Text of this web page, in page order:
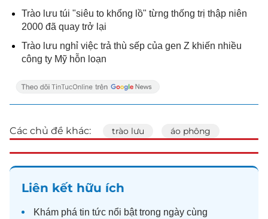
Trào lưu túi "siêu to khổng lồ" từng thống trị thập niên
2000 đã quay trở lại
Trào lưu nghỉ việc trả thù sếp của gen Z khiến nhiều
công ty Mỹ hỗn loạn
Các chủ đề khác: trào lưu áo phông
Liên kết hữu ích
Khám phá tin tức nổi bật trong ngày cùng